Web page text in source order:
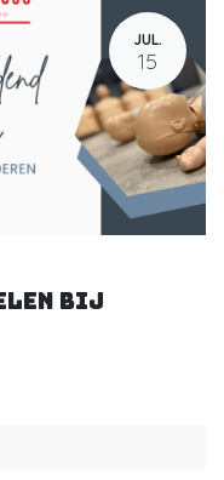
JUL.
15
bij